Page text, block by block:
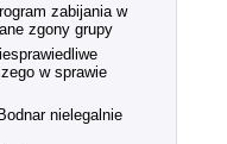
zabijania w
zgony grupy
w sprawie
nielegalnie